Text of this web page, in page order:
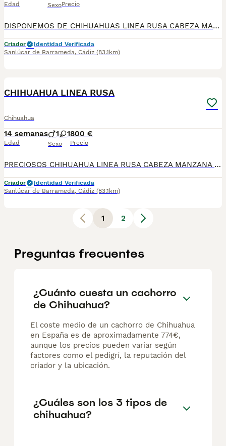
Edad SexoPrecio
DISPONEMOS DE CHIHUAHUAS LINEA RUSA CABEZA MANZANA🍏PREGUNTAR DISPONIBILIDAD SE ENTREGAN CON PRIMERA VACUNA DESPARACITADO Y GARANTIA TENEMOS MUCHA VARIEDAD DE COLORES , BLUE, BLUE MERLE, ARLEQUIN MERLE CHOCOLATE, CHOCOLATE , NEGRO FUEGO, SABLE, BLANCO Y MERLE,LILAC PRECIOS DESDE 550€ ASTA 900€ QUIERES UN AMIGO FIEL? A QUE ESPERAS PA LLAMARNOS 624 08 20 74 ATIENDO MENSAJES, ENVIAMOS A TODA 🇪🇦 CRIADERO LOS PEQUES🇪🇦
Criador
Identidad Verificada
Sanlúcar de Barrameda, Cádiz (83.1km)
CHIHUAHUA LINEA RUSA
Chihuahua
14 semanas
Edad
1 1
Sexo
800 €
Precio
PRECIOSOS CHIHUAHUA LINEA RUSA CABEZA MANZANA LISTOS PARA SU NUEVO HOGAR SE ENTREGAN VACUNADO DESPARACITADO, CON CONTRATO,CRIADOS EN UN AMBIEMTE FAMILIAR SUPER CARIÑOSOS Y JUGUETONES, QUIERES UN AMIGO? LLAMANOS 624 08 20 74😊 ENVIAMOS A TODA ESPAÑA🇪🇦
Criador
Identidad Verificada
Sanlúcar de Barrameda, Cádiz (83.1km)
1 2
Preguntas frecuentes
¿Cuánto cuesta un cachorro
de Chihuahua?
El coste medio de un cachorro de Chihuahua
en España es de aproximadamente 774€,
aunque los precios pueden variar según
factores como el pedigrí, la reputación del
criador y la ubicación.
¿Cuáles son los 3 tipos de
chihuahua?